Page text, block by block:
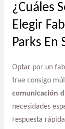
¿Cuáles
Elegir
Parks En
Optar por un
trae consigo
comunicación
necesidades
respuesta